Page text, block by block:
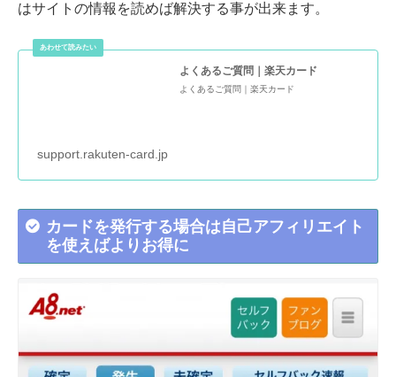
はサイトの情報を読めば解決する事が出来ます。
よくあるご質問｜楽天カード
よくあるご質問｜楽天カード
support.rakuten-card.jp
カードを発行する場合は自己アフィリエイト
を使えばよりお得に